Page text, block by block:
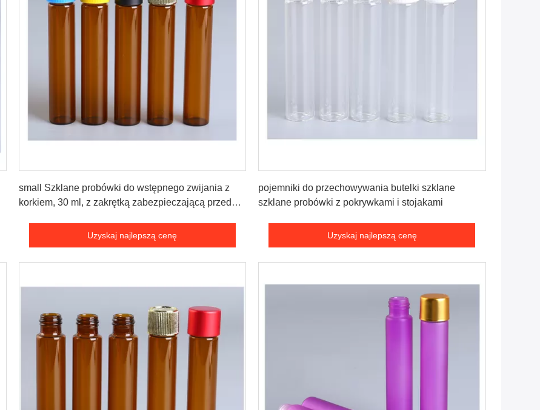
small Szklane probówki do wstępnego zwijania z
korkiem, 30 ml, z zakrętką zabezpieczającą przed
Uzyskaj najlepszą cenę
pojemniki do przechowywania butelki szklane
szklane probówki z pokrywkami i stojakami
Uzyskaj najlepszą cenę